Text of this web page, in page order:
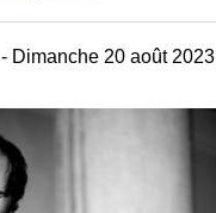
- Dimanche 20 août 2023